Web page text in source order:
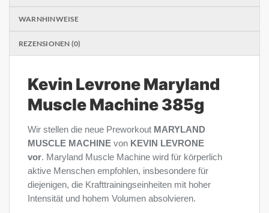
WARNHINWEISE
REZENSIONEN (0)
Kevin Levrone Maryland
Muscle Machine 385g
Wir stellen die neue Preworkout MARYLAND
MUSCLE MACHINE von KEVIN LEVRONE
vor. Maryland Muscle Machine wird für körperlich
aktive Menschen empfohlen, insbesondere für
diejenigen, die Krafttrainingseinheiten mit hoher
Intensität und hohem Volumen absolvieren.